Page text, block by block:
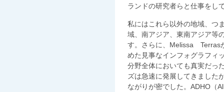
ランドの研究者らと仕事をし
私にはこれら以外の地域、つ
域、南アジア、東南アジア等
す。さらに、Melissa Terras
めた見事なインフォグラフィ
分野全体においても真実だっ
ズは急速に発展してきました
ながりが密でした。ADHO（